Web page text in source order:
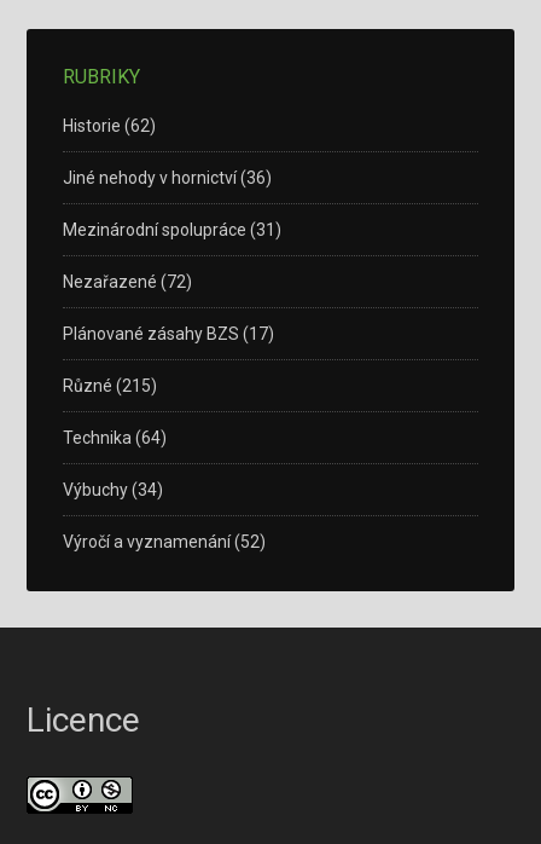
RUBRIKY
Historie (62)
Jiné nehody v hornictví(36)
Mezinárodní spolupráce (31)
Nezařazené (72)
Plánované zásahy BZS (17)
Různé (215)
Technika (64)
Výbuchy(34)
Výročí a vyznamenání(52)
Licence